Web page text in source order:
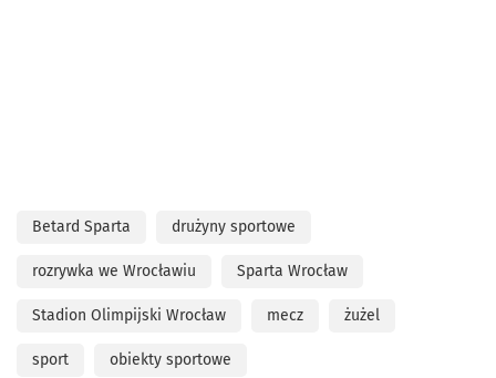
Betard Sparta drużyny sportowe
rozrywka we Wrocławiu Sparta Wrocław
Stadion Olimpijski Wrocław mecz żużel
sport obiekty sportowe